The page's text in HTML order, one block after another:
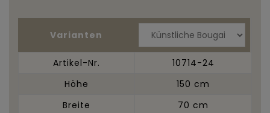
Varianten
Artikel-Nr.
10714-24
Höhe
150 cm
Breite
70 cm